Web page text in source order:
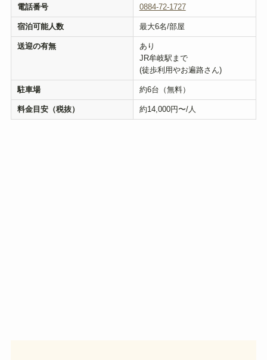
電話番号 0884-72-1727
宿泊可能人数 最大6名/部屋
送迎の有無
あり
JR牟岐駅まで
(徒歩利用やお遍路さん)
駐車場 約6台（無料）
料金目安（税抜） 約14,000円〜/人